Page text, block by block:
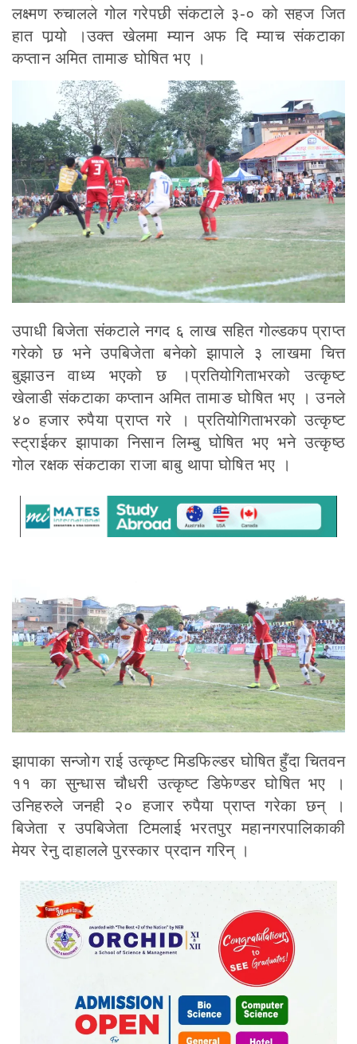
लक्ष्मण रुचालले गोल गरेपछी संकटाले ३-० को सहज जित
हात पार्‍यो ।उक्त खेलमा म्यान अफ दि म्याच संकटाका
कप्तान अमित तामाङ घोषित भए ।
उपाधी बिजेता संकटाले नगद ६ लाख सहित गोल्डकप प्राप्त
गरेको छ भने उपबिजेता बनेको झापाले ३ लाखमा चित्त
बुझाउन वाध्य भएको छ ।प्रतियोगिताभरको उत्कृष्ट
खेलाडी संकटाका कप्तान अमित तामाङ घोषित भए । उनले
४० हजार रुपैया प्राप्त गरे । प्रतियोगिताभरको उत्कृष्ट
स्ट्राईकर झापाका निसान लिम्बु घोषित भए भने उत्कृष्ठ
गोल रक्षक संकटाका राजा बाबु थापा घोषित भए ।
झापाका सन्जोग राई उत्कृष्ट मिडफिल्डर घोषित हुँदा चितवन
११ का सुन्धास चौधरी उत्कृष्ट डिफेण्डर घोषित भए ।
उनिहरुले जनही २० हजार रुपैया प्राप्त गरेका छन् ।
बिजेता र उपबिजेता टिमलाई भरतपुर महानगरपालिकाकी
मेयर रेनु दाहालले पुरस्कार प्रदान गरिन् ।